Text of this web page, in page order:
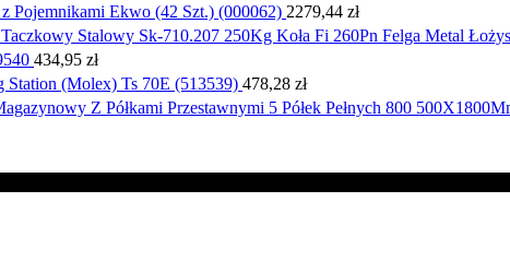
z Pojemnikami Ekwo (42 Szt.) (000062) 2279,44 zł
Stalowy Sk-710.207 250Kg Koła Fi 260Pn Felga Metal
434,95 zł
Station (Molex) Ts 70E (513539) 478,28 zł
Z Półkami Przestawnymi 5 Półek Pełnych 800